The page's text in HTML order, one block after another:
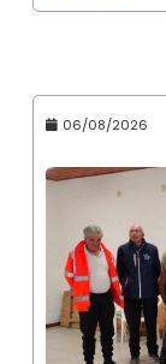
06/08/2026